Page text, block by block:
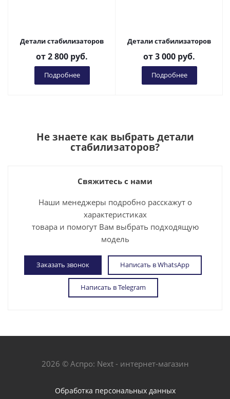
Детали стабилизаторов
от2 800 руб.
Подробнее
Детали стабилизаторов
от3 000 руб.
Подробнее
Не знаете как выбрать детали
стабилизаторов?
Свяжитесь с нами
Наши менеджеры подробно расскажут о
характеристиках
товара и помогут Вам выбрать подходящую
модель
Заказать звонок Написать в WhatsApp
Написать в Telegram
2026 © Аспро: Next - интернет-магазин
Обработка персональных данных